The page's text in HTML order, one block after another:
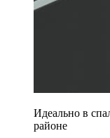
Идеально в
районе